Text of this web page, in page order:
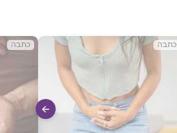
כתבה כתבה